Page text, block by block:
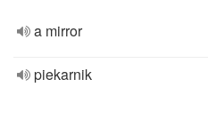
a mirror
piekarnik